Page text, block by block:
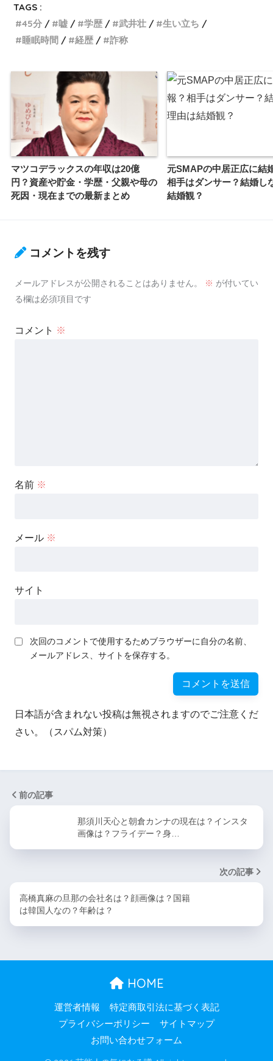
TAGS :
45分
嘘 学歴 武井壮
生い立ち
睡眠時間
経歴 詐称
マツコデラックスの年収は20億
円？資産や貯金・学歴・父親や母の
死因・現在までの最新まとめ
元SMAPの中居正広に結
相手はダンサー？結婚し
結婚観？
コメントを残す
メールアドレスが公開されることはありません。 ※ が付いてい
る欄は必須項目です
コメント ※
名前 ※
メール ※
サイト
次回のコメントで使用するためブラウザーに自分の名前、
メールアドレス、サイトを保存する。
日本語が含まれない投稿は無視されますのでご注意くだ
さい。（スパム対策）
前の記事
那須川天心と朝倉カンナの現在は？インスタ
画像は？フライデー？身…
次の記事
高橋真麻の旦那の会社名は？顔画像は？国籍
は韓国人なの？年齢は？
HOME
運営者情報
特定商取引法に基づく表記
プライバシーポリシー
サイトマップ
お問い合わせフォーム